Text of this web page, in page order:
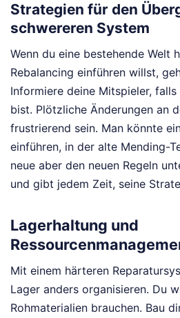
Strategien für den
schwereren System
Wenn du eine bestehende Welt
Rebalancing einführen willst,
Informiere deine Mitspieler,
bist. Plötzliche Änderungen an
frustrierend sein. Man könnte
einführen, in der alte Mending-
neue aber den neuen Regeln
und gibt jedem Zeit, seine
Lagerhaltung und
Mit einem härteren
Lager anders organisieren. Du
Rohmaterialien brauchen. Bau